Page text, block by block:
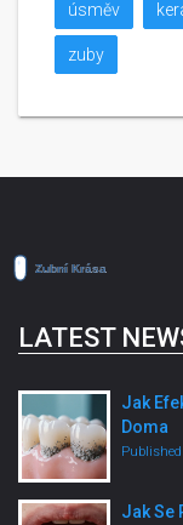
úsměv
zuby
LATEST
Jak
Doma
Published
Jak Se